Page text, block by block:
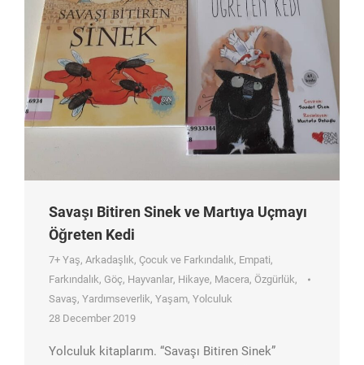
Savaşı Bitiren Sinek ve Martıya Uçmayı
Öğreten Kedi
7+ Yaş, Arkadaşlık, Çocuk ve Farkındalık, Empati,
Farkındalık, Göç, Hayvanlar, Hikaye, Macera, Özgürlük,
Savaş, Yardımseverlik, Yaşam, Yolculuk
28 December 2019
Yolculuk kitaplarım. “Savaşı Bitiren Sinek”